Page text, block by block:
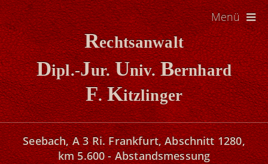
Rechtsanwalt
Dipl.-Jur.Univ.Bernhard
F.Kitzlinger
Menü
Seebach, A 3 Ri. Frankfurt, Abschnitt 1280,
km 5.600 - Abstandsmessung